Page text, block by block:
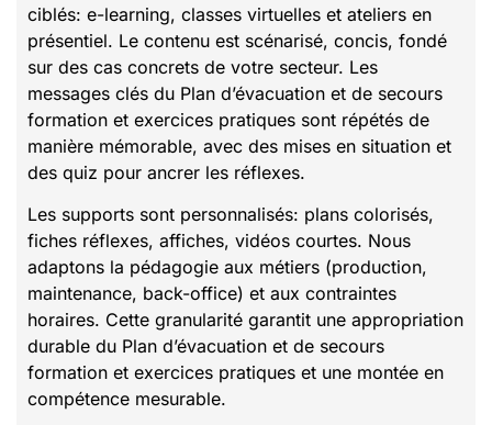
ciblés: e-learning, classes virtuelles et ateliers en
présentiel. Le contenu est scénarisé, concis, fondé
sur des cas concrets de votre secteur. Les
messages clés du Plan d’évacuation et de secours
formation et exercices pratiques sont répétés de
manière mémorable, avec des mises en situation et
des quiz pour ancrer les réflexes.
Les supports sont personnalisés: plans colorisés,
fiches réflexes, affiches, vidéos courtes. Nous
adaptons la pédagogie aux métiers (production,
maintenance, back-office) et aux contraintes
horaires. Cette granularité garantit une appropriation
durable du Plan d’évacuation et de secours
formation et exercices pratiques et une montée en
compétence mesurable.